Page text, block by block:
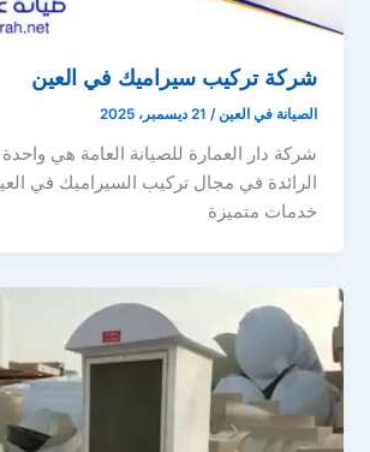
شركة تركيب سيراميك في العين
الصيانة في العين/ 21 ديسمبر، 2025
شركة دار العمارة للصيانة العامة هي
الرائدة في مجال تركيب السيراميك في
خدمات متميزة